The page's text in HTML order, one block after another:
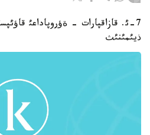
7-ئ. قازاقپارات - ةؤروپاداعئ
ذيئمئنئث